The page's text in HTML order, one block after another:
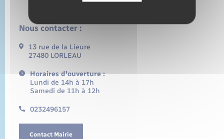
Nous contacter :
13 rue de la Lieure
27480 LORLEAU
Horaires d'ouverture :
Lundi de 14h à 17h
Samedi de 11h à 12h
0232496157
Contact Mairie